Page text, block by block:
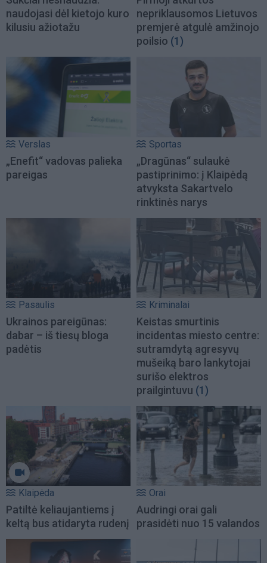
naudojasi dėl kietojo kuro
kilusiu ažiotažu
nepriklausomos Lietuvos
premjerė atgulė amžinojo
poilsio (1)
Verslas
„Enefit“ vadovas palieka
pareigas
Sportas
„Dragūnas“ sulaukė
pastiprinimo: į Klaipėdą
atvyksta Sakartvelo
rinktinės narys
Pasaulis
Ukrainos pareigūnas:
dabar – iš tiesų bloga
padėtis
Kriminalai
Keistas smurtinis
incidentas miesto centre:
sutramdytą agresyvų
mušeiką baro lankytojai
surišo elektros
prailgintuvu (1)
Klaipėda
Patiltė keliaujantiems į
keltą bus atidaryta rudenį
Orai
Audringi orai gali
prasidėti nuo 15 valandos